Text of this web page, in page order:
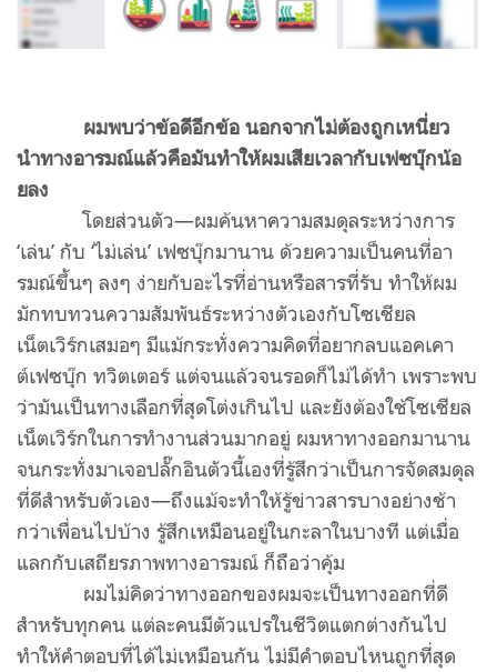
ผมพบว่าข้อดีอีกข้อ นอกจากไม่ต้องถูกเหนี่ยว
นำทางอารมณ์แล้วคือมันทำให้ผมเสียเวลากับเฟซบุ๊กน้อ
ยลง
โดยส่วนตัว—ผมค้นหาความสมดุลระหว่างการ
‘เล่น’ กับ ‘ไม่เล่น’ เฟซบุ๊กมานาน ด้วยความเป็นคนที่อา
รมณ์ขึ้นๆ ลงๆ ง่ายกับอะไรที่อ่านหรือสารที่รับ ทำให้ผม
มักทบทวนความสัมพันธ์ระหว่างตัวเองกับโซเชียล
เน็ตเวิร์กเสมอๆ มีแม้กระทั่งความคิดที่อยากลบแอคเคา
ต์เฟซบุ๊ก ทวิตเตอร์ แต่จนแล้วจนรอดก็ไม่ได้ทำ เพราะพบ
ว่ามันเป็นทางเลือกที่สุดโต่งเกินไป และยังต้องใช้โซเชียล
เน็ตเวิร์กในการทำงานส่วนมากอยู่ ผมหาทางออกมานาน
จนกระทั่งมาเจอปลั๊กอินตัวนี้เองที่รู้สึกว่าเป็นการจัดสมดุล
ที่ดีสำหรับตัวเอง—ถึงแม้จะทำให้รู้ข่าวสารบางอย่างช้า
กว่าเพื่อนไปบ้าง รู้สึกเหมือนอยู่ในกะลาในบางที แต่เมื่อ
แลกกับเสถียรภาพทางอารมณ์ ก็ถือว่าคุ้ม
ผมไม่คิดว่าทางออกของผมจะเป็นทางออกที่ดี
สำหรับทุกคน แต่ละคนมีตัวแปรในชีวิตแตกต่างกันไป
ทำให้คำตอบที่ได้ไม่เหมือนกัน ไม่มีคำตอบไหนถูกที่สุด